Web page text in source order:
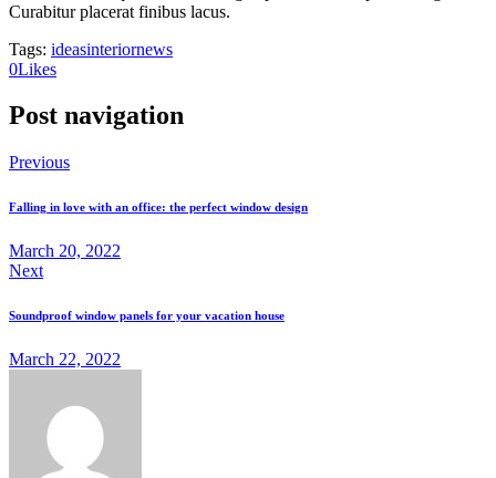
Curabitur placerat finibus lacus.
Tags: ideasinteriornews
0Likes
Post navigation
Previous
Falling in love with an office: the perfect window design
March 20, 2022
Next
Soundproof window panels for your vacation house
March 22, 2022